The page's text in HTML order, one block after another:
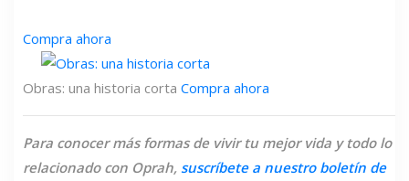
Compra ahora
Obras: una historia corta Compra ahora
Para conocer más formas de vivir tu mejor vida y todo lo
relacionado con Oprah, suscríbete a nuestro boletín de